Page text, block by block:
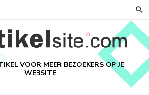
VOOR MEER BEZOEKERS OP JE
WEBSITE